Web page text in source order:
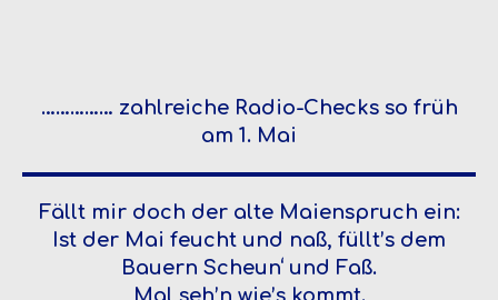
…………… zahlreiche Radio-Checks so früh
am 1. Mai
Fällt mir doch der alte Maienspruch ein:
Ist der Mai feucht und naß, füllt’s dem
Bauern Scheun‘ und Faß.
Mal seh’n wie’s kommt.